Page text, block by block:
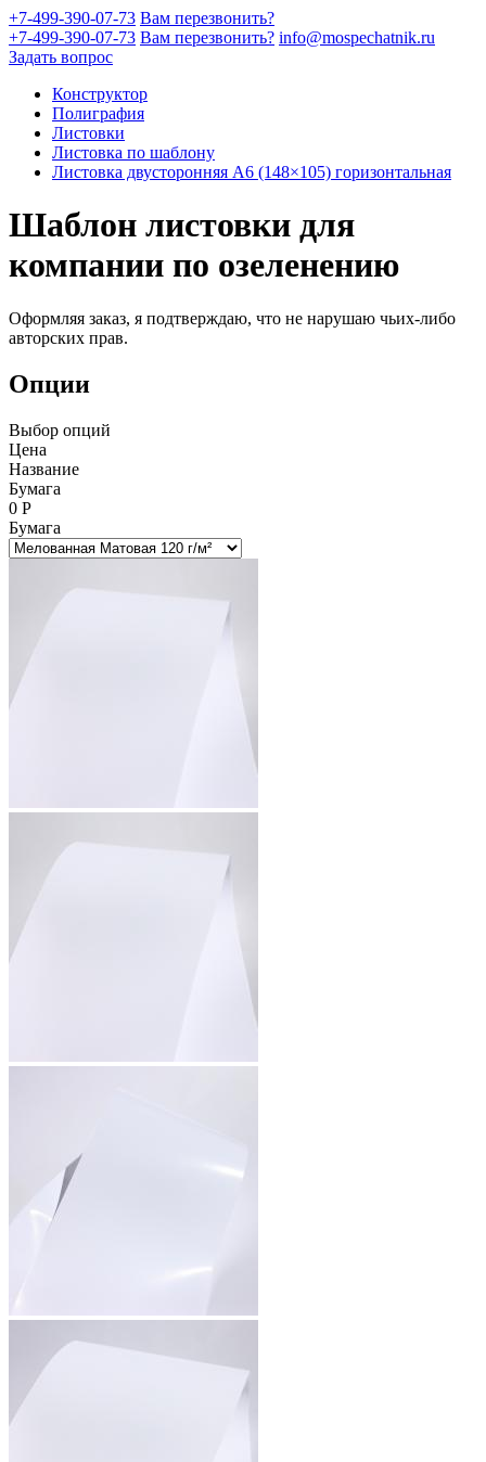
+7-499-390-07-73 Вам перезвонить?
+7-499-390-07-73 Вам перезвонить? info@mospechatnik.ru
Задать вопрос
Конструктор
Полиграфия
Листовки
Листовка по шаблону
Листовка двусторонняя A6 (148×105) горизонтальная
Шаблон листовки для
компании по озеленению
Оформляя заказ, я подтверждаю, что не нарушаю чьих-либо
авторских прав.
Опции
Выбор опций
Цена
Название
Бумага
0 Р
Бумага